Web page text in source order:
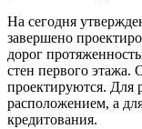
На сегодня
завершено
дорог
стен первого
проектируются. Для
расположением, а
кредитования.